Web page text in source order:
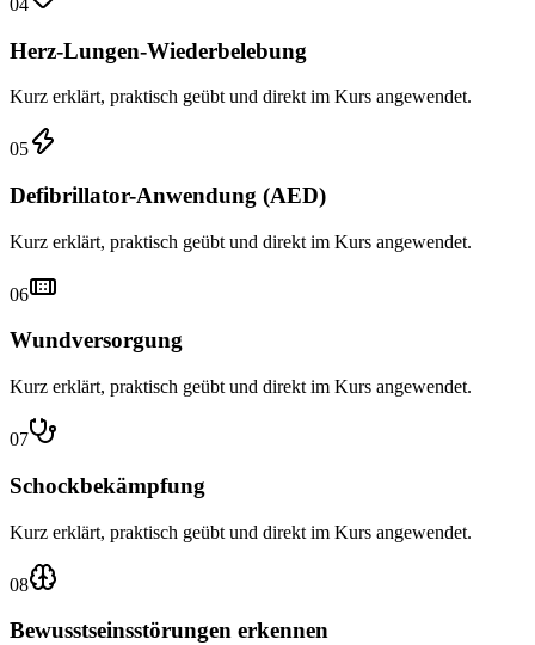
Herz-Lungen-Wiederbelebung
Kurz erklärt, praktisch geübt und direkt im Kurs angewendet.
05
Defibrillator-Anwendung (AED)
Kurz erklärt, praktisch geübt und direkt im Kurs angewendet.
06
Wundversorgung
Kurz erklärt, praktisch geübt und direkt im Kurs angewendet.
07
Schockbekämpfung
Kurz erklärt, praktisch geübt und direkt im Kurs angewendet.
08
Bewusstseinsstörungen erkennen